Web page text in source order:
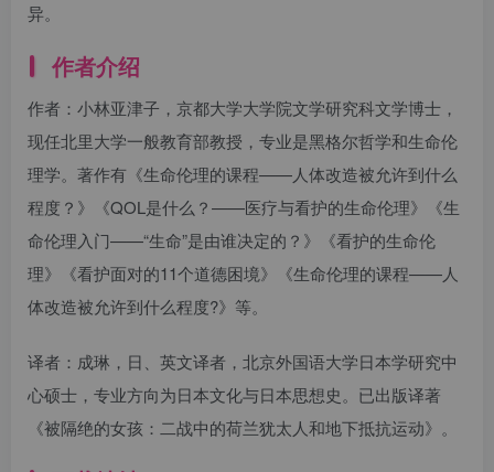
异。
作者介绍
作者：小林亚津子，京都大学大学院文学研究科文学博士，
现任北里大学一般教育部教授，专业是黑格尔哲学和生命伦
理学。著作有《生命伦理的课程——人体改造被允许到什么
程度？》《QOL是什么？——医疗与看护的生命伦理》《生
命伦理入门——“生命”是由谁决定的？》《看护的生命伦
理》《看护面对的11个道德困境》《生命伦理的课程——人
体改造被允许到什么程度?》等。
译者：成琳，日、英文译者，北京外国语大学日本学研究中
心硕士，专业方向为日本文化与日本思想史。已出版译著
《被隔绝的女孩：二战中的荷兰犹太人和地下抵抗运动》。